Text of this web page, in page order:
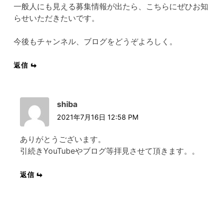
一般人にも見える募集情報が出たら、こちらにぜひお知
らせいただきたいです。
今後もチャンネル、ブログをどうぞよろしく。
返信
shiba
2021年7月16日 12:58 PM
ありがとうございます。
引続きYouTubeやブログ等拝見させて頂きます。。
返信